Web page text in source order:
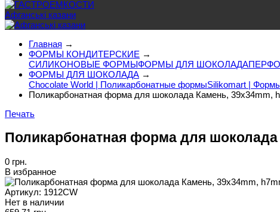
Афганські казани
Главная →
ФОРМЫ КОНДИТЕРСКИЕ →
СИЛИКОНОВЫЕ ФОРМЫФОРМЫ ДЛЯ ШОКОЛАДА
ФОРМЫ ДЛЯ ШОКОЛАДА →
Chocolate World | Поликарбонатные формыSilikomart |
Поликарбонатная форма для шоколада Камень, 39x34mm,
Печать
Поликарбонатная форма для шоколада
0 грн.
В избранное
Артикул: 1912CW
Нет в наличии